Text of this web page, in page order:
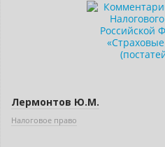
Лермонтов Ю.М.
Налоговое право